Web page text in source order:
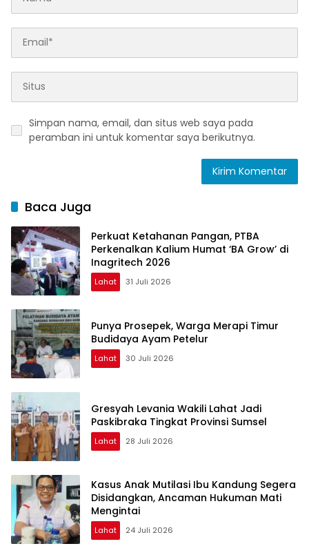
Simpan nama, email, dan situs web saya pada
peramban ini untuk komentar saya berikutnya.
Baca Juga
Perkuat Ketahanan Pangan, PTBA
Perkenalkan Kalium Humat ‘BA Grow’ di
Inagritech 2026
Lahat 31 Juli 2026
Punya Prosepek, Warga Merapi Timur
Budidaya Ayam Petelur
Lahat 30 Juli 2026
Gresyah Levania Wakili Lahat Jadi
Paskibraka Tingkat Provinsi Sumsel
Lahat 28 Juli 2026
Kasus Anak Mutilasi Ibu Kandung Segera
Disidangkan, Ancaman Hukuman Mati
Mengintai
Lahat 24 Juli 2026